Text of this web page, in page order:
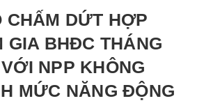
CHẤM DỨT HỢP
GIA BHĐC THÁNG
NPP KHÔNG
MỨC NĂNG ĐỘNG